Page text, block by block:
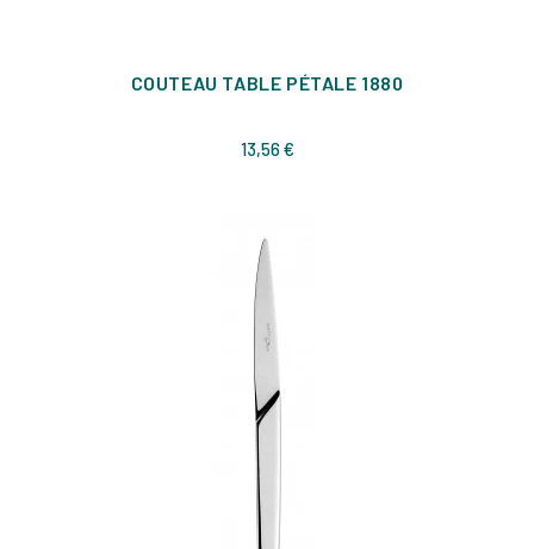
COUTEAU TABLE PÉTALE 1880
13,56 €Prix